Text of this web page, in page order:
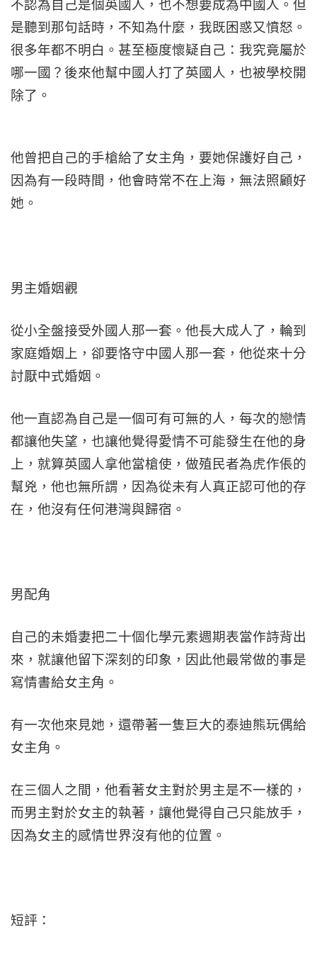
不認為自己是個英國人，也不想要成為中國人。但
是聽到那句話時，不知為什麼，我既困惑又憤怒。
很多年都不明白。甚至極度懷疑自己：我究竟屬於
哪一國？後來他幫中國人打了英國人，也被學校開
除了。
他曾把自己的手槍給了女主角，要她保護好自己，
因為有一段時間，他會時常不在上海，無法照顧好
她。
男主婚姻觀
從小全盤接受外國人那一套。他長大成人了，輪到
家庭婚姻上，卻要恪守中國人那一套，他從來十分
討厭中式婚姻。
他一直認為自己是一個可有可無的人，每次的戀情
都讓他失望，也讓他覺得愛情不可能發生在他的身
上，就算英國人拿他當槍使，做殖民者為虎作倀的
幫兇，他也無所謂，因為從未有人真正認可他的存
在，他沒有任何港灣與歸宿。
男配角
自己的未婚妻把二十個化學元素週期表當作詩背出
來，就讓他留下深刻的印象，因此他最常做的事是
寫情書給女主角。
有一次他來見她，還帶著一隻巨大的泰迪熊玩偶給
女主角。
在三個人之間，他看著女主對於男主是不一樣的，
而男主對於女主的執著，讓他覺得自己只能放手，
因為女主的感情世界沒有他的位置。
短評：